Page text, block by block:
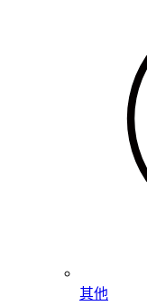
其他